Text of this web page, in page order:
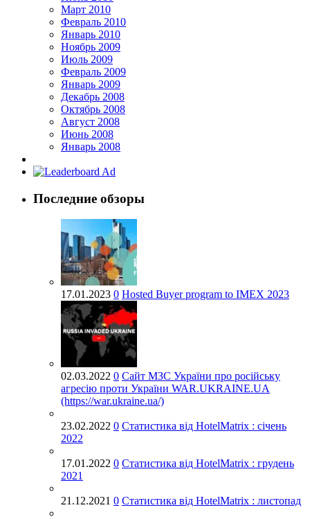
Март 2010
Февраль 2010
Январь 2010
Ноябрь 2009
Июль 2009
Февраль 2009
Январь 2009
Декабрь 2008
Октябрь 2008
Август 2008
Июнь 2008
Январь 2008
Последние обзоры
17.01.2023 0 Hosted Buyer program to IMEX 2023
02.03.2022 0 Cайт МЗС України про російську
агресію проти України WAR.UKRAINE.UA
(https://war.ukraine.ua/)
23.02.2022 0 Статистика від HotelMatrix : січень
2022
17.01.2022 0 Статистика від HotelMatrix : грудень
2021
21.12.2021 0 Статистика від HotelMatrix : листопад